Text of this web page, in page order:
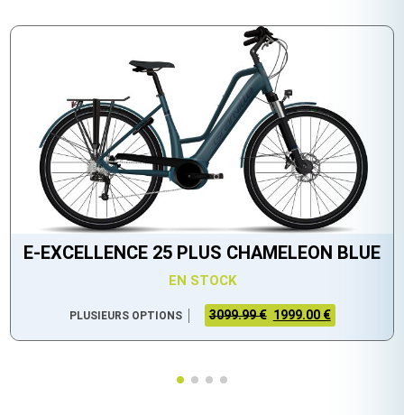
E-EXCELLENCE 25 PLUS CHAMELEON BLUE
EN STOCK
PLUSIEURS OPTIONS 3099.99 € 1999.00 €